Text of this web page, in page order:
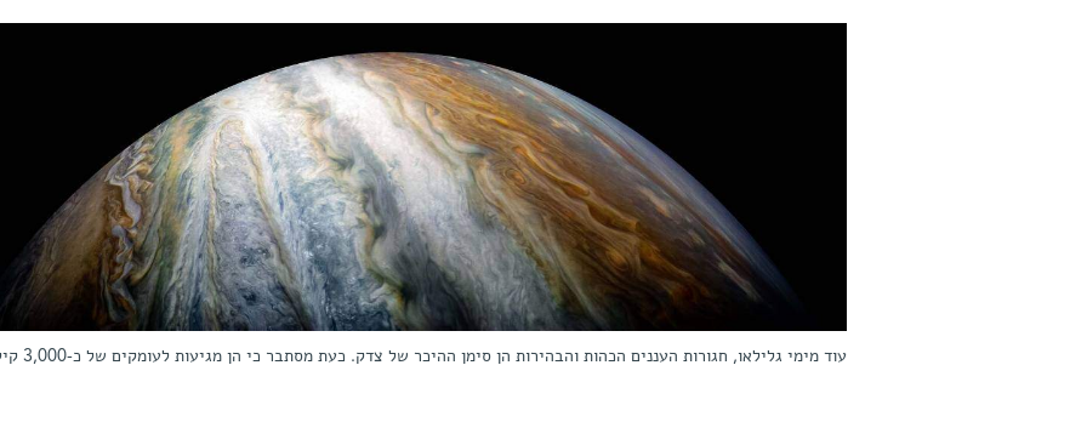
עוד מימי גלילאו, חגורות העננים הכהות והבהירות הן סימן ההיכר של צדק. כעת מסתבר כי הן מגיעות לעומקים של כ-3,000 קילומטרים